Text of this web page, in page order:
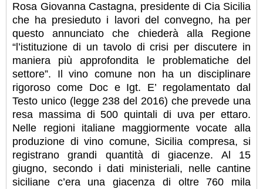
Rosa Giovanna Castagna, presidente di Cia Sicilia
che ha presieduto i lavori del convegno, ha per
questo annunciato che chiederà alla Regione
“l’istituzione di un tavolo di crisi per discutere in
maniera più approfondita le problematiche del
settore”. Il vino comune non ha un disciplinare
rigoroso come Doc e Igt. E’ regolamentato dal
Testo unico (legge 238 del 2016) che prevede una
resa massima di 500 quintali di uva per ettaro.
Nelle regioni italiane maggiormente vocate alla
produzione di vino comune, Sicilia compresa, si
registrano grandi quantità di giacenze. Al 15
giugno, secondo i dati ministeriali, nelle cantine
siciliane c’era una giacenza di oltre 760 mila